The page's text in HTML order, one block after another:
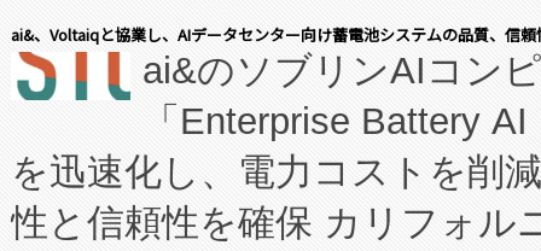
表しました。 同社の実績ある
manufacturing™ (FCCM™) プ
たNeXは、バイオ医薬品製造
従来のフェッドバッチ施設の
に、患者やサプライチェーン
ai&、Voltaiqと協業し、AIデータセンター向け蓄電池システムの品質、信
ai&のソブリンAIコン
「Enterprise Battery
を迅速化し、電力コストを削
性と信頼性を確保 カリフォル